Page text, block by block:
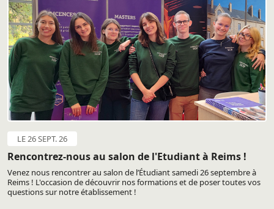
LE 26 SEPT. 26
Rencontrez-nous au salon de l'Etudiant à Reims !
Venez nous rencontrer au salon de l’Étudiant samedi 26 septembre à
Reims ! L'occasion de découvrir nos formations et de poser toutes vos
questions sur notre établissement !